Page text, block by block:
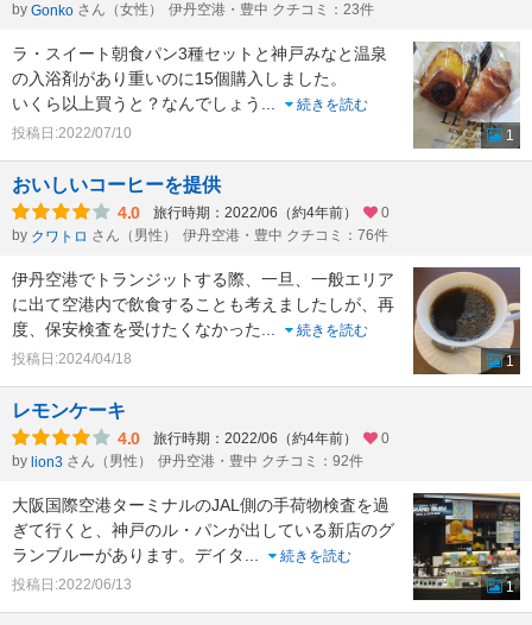
by Gonko さん（女性） 伊丹空港・豊中 クチコミ：23件
ラ・スイート朝食パン3種セットと神戸みなと温泉
の入浴剤があり重いのに15個購入しました。
いくら以上買うと？なんでしょう
続きを読む
投稿日:2022/07/10
1
おいしいコーヒーを提供
4.0 旅行時期：2022/06（約4年前）
0
by クワトロ さん（男性） 伊丹空港・豊中 クチコミ：76件
伊丹空港でトランジットする際、一旦、一般エリア
に出て空港内で飲食することも考えましたしが、再
度、保安検査を受けたくなかった
続きを読む
投稿日:2024/04/18
1
レモンケーキ
4.0 旅行時期：2022/06（約4年前）
0
by lion3 さん（男性） 伊丹空港・豊中 クチコミ：92件
大阪国際空港ターミナルのJAL側の手荷物検査を過
ぎて行くと、神戸のル・パンが出している新店のグ
ランブルーがあります。デイタ
続きを読む
投稿日:2022/06/13
1